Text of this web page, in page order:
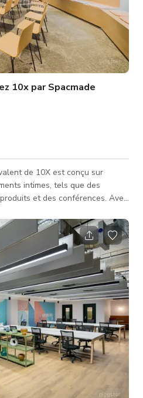
10x par Spacmade
de 10X est conçu sur
intimes, tels que des
et des conférences. Avec
jusqu'à 70 participants. Que
des connaissances, dévoiler des
les autres, l'espace
de tous les outils nécessaires